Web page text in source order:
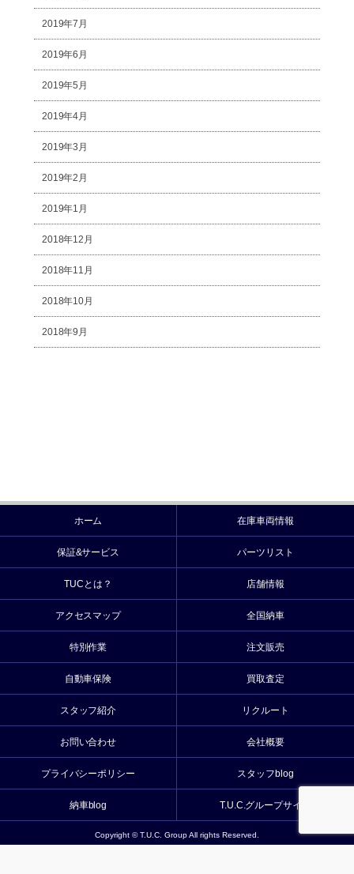
2019年7月
2019年6月
2019年5月
2019年4月
2019年3月
2019年2月
2019年1月
2018年12月
2018年11月
2018年10月
2018年9月
ホーム 在庫車両情報
保証&サービス パーツリスト
TUCとは？ 店舗情報
アクセスマップ 全国納車
特別作業 注文販売
自動車保険 買取査定
スタッフ紹介 リクルート
お問い合わせ 会社概要
プライバシーポリシー スタッフblog
納車blog T.U.C.グループサイト
Copyright © T.U.C. Group All rights Reserved.